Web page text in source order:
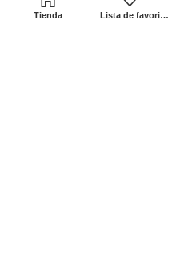
Tienda Lista de favoritos